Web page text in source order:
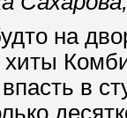
на
в